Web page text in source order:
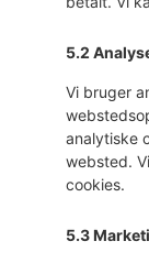
5.2
Vi bruger
analytiske
websted.
cookies.
5.3